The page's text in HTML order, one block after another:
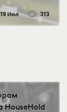
19 Июл 313
HouseHold